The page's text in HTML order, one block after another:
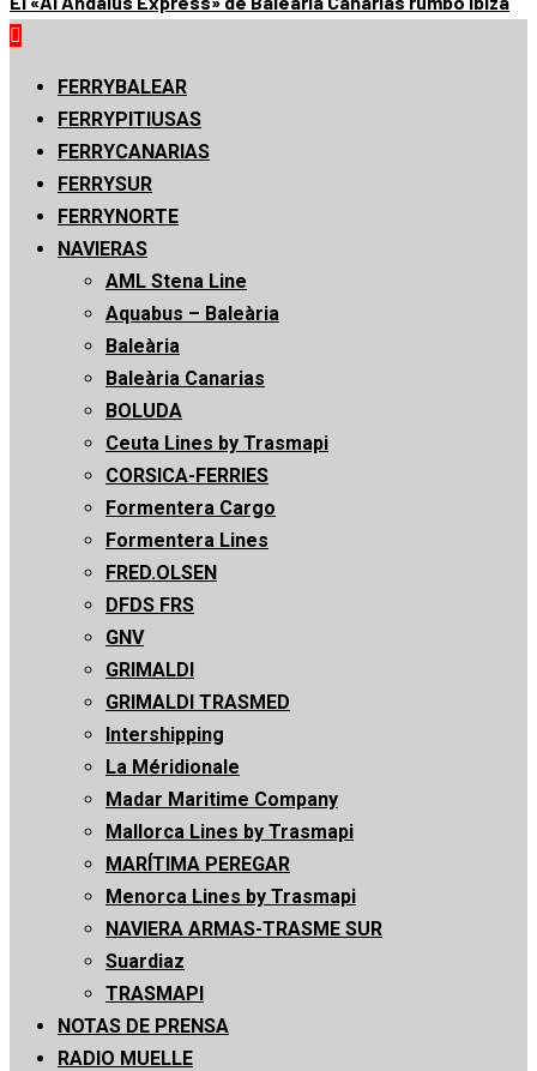
FERRYBALEAR
FERRYPITIUSAS
FERRYCANARIAS
FERRYSUR
FERRYNORTE
NAVIERAS
AML Stena Line
Aquabus – Baleària
Baleària
Baleària Canarias
BOLUDA
Ceuta Lines by Trasmapi
CORSICA-FERRIES
Formentera Cargo
Formentera Lines
FRED.OLSEN
DFDS FRS
GNV
GRIMALDI
GRIMALDI TRASMED
Intershipping
La Méridionale
Madar Maritime Company
Mallorca Lines by Trasmapi
MARÍTIMA PEREGAR
Menorca Lines by Trasmapi
NAVIERA ARMAS-TRASME SUR
Suardiaz
TRASMAPI
NOTAS DE PRENSA
RADIO MUELLE